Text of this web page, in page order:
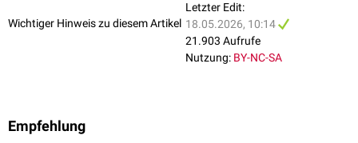
Silver-Russell-Syndrom
Wichtiger Hinweis zu diesem Artikel
Letzter Edit:
18.05.2026, 10:14
21.903 Aufrufe
Nutzung: BY-NC-SA
Empfehlung